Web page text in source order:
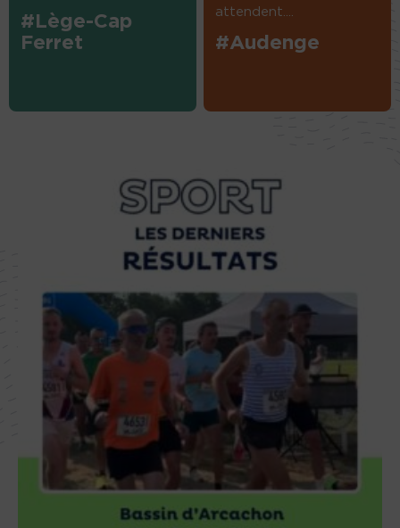
#Lège-Cap
Ferret
attendent....
#Audenge